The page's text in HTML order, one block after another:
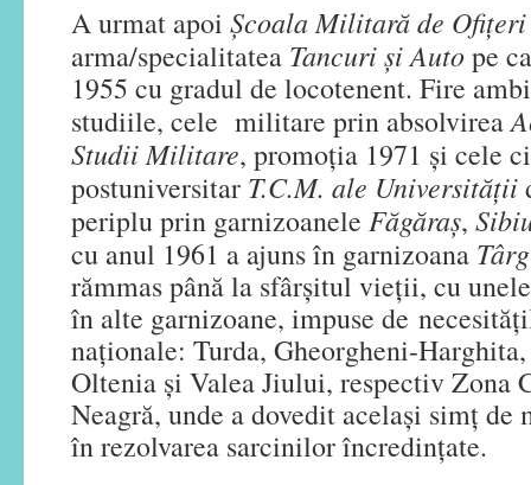
A urmat apoi Școala Militară de
arma/specialitatea Tancuri și Autope
1955 cu gradul de locotenent. Fire
studiile, cele militare prin absolvirea
Studii Militare, promoția 1971 și cele
postuniversitar T.C.M. ale Universității
periplu prin garnizoanele Făgăraș,
cu anul 1961 a ajuns în garnizoana
rămmas până la sfârșitul vieții, cu
în alte garnizoane, impuse de
naționale: Turda, Gheorgheni-
Oltenia și Valea Jiului, respectiv Zona
Neagră, unde a dovedit același simț de
în rezolvarea sarcinilor încredințate.